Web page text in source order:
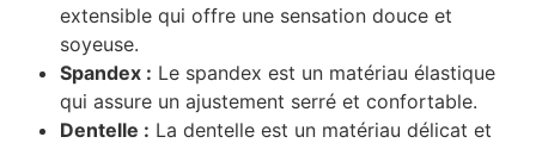
extensible qui offre une sensation douce et
soyeuse.
Spandex : Le spandex est un matériau élastique
qui assure un ajustement serré et confortable.
Dentelle : La dentelle est un matériau délicat et